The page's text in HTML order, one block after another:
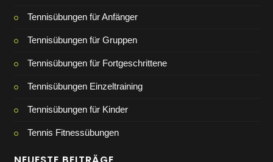
Tennisübungen für Anfänger
Tennisübungen für Gruppen
Tennisübungen für Fortgeschrittene
Tennisübungen Einzeltraining
Tennisübungen für Kinder
Tennis Fitnessübungen